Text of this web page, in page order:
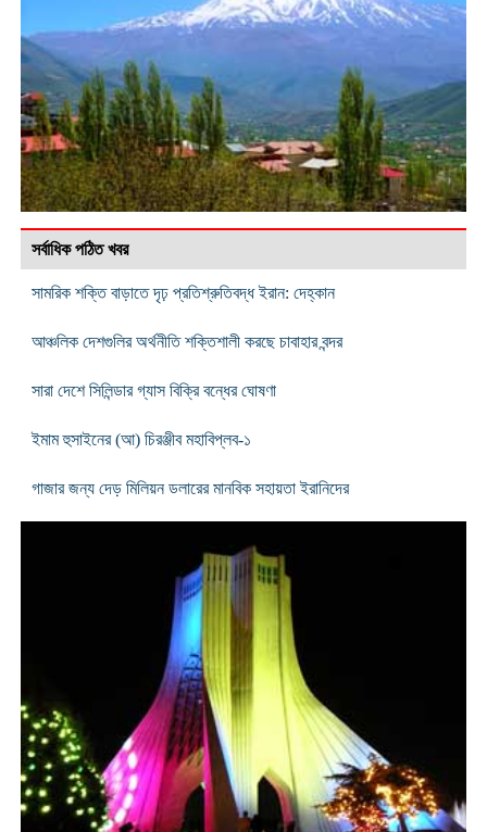
সর্বাধিক পঠিত খবর
সামরিক শক্তি বাড়াতে দৃঢ় প্রতিশ্রুতিবদ্ধ ইরান: দেহ্‌কান
আঞ্চলিক দেশগুলির অর্থনীতি শক্তিশালী করছে চাবাহার বন্দর
সারা দেশে সিলিন্ডার গ্যাস বিক্রি বন্ধের ঘোষণা
ইমাম হুসাইনের (আ) চিরঞ্জীব মহাবিপ্লব-১
গাজার জন্য দেড় মিলিয়ন ডলারের মানবিক সহায়তা ইরানিদের